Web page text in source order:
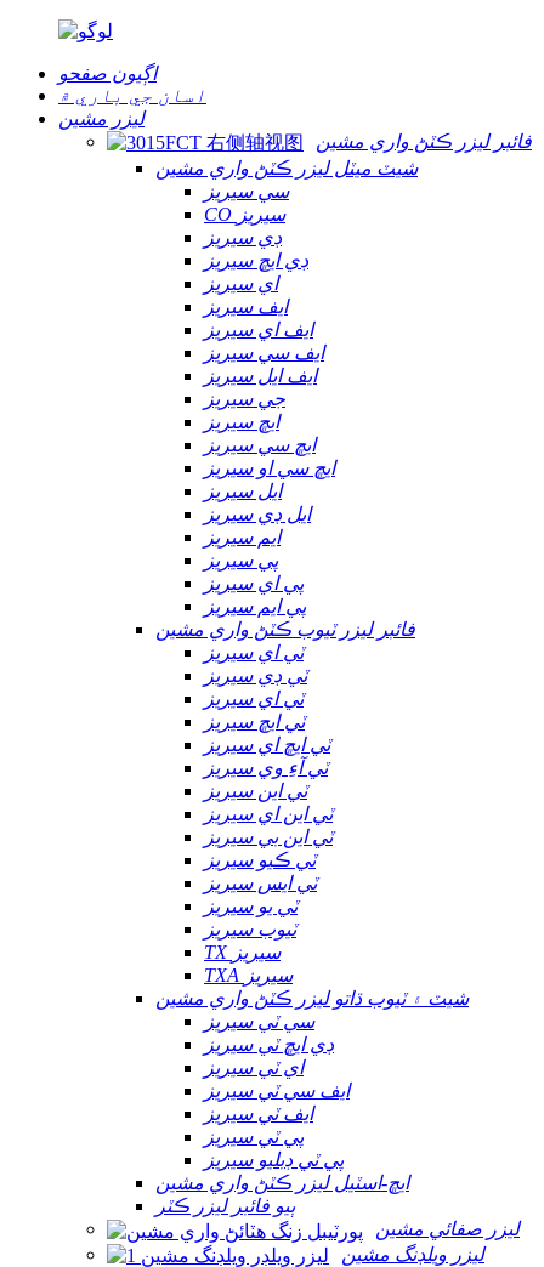
اڳيون صفحو
اسان جي باري ۾
ليزر مشين
فائبر ليزر ڪٽڻ واري مشين
شيٽ ميٽل ليزر ڪٽڻ واري مشين
سي سيريز
CO سيريز
ڊي سيريز
ڊي ايڇ سيريز
اي سيريز
ايف سيريز
ايف اي سيريز
ايف سي سيريز
ايف ايل سيريز
جي سيريز
ايڇ سيريز
ايڇ سي سيريز
ايڇ سي او سيريز
ايل سيريز
ايل ڊي سيريز
ايم سيريز
پي سيريز
پي اي سيريز
پي ايم سيريز
فائبر ليزر ٽيوب ڪٽڻ واري مشين
ٽي اي سيريز
ٽي ڊي سيريز
ٽي اي سيريز
ٽي ايڇ سيريز
ٽي ايڇ اي سيريز
ٽي آءِ وي سيريز
ٽي اين سيريز
ٽي اين اي سيريز
ٽي اين بي سيريز
ٽي ڪيو سيريز
ٽي ايس سيريز
ٽي يو سيريز
ٽيوب سيريز
TX سيريز
TXA سيريز
شيٽ ۽ ٽيوب ڌاتو ليزر ڪٽڻ واري مشين
سي ٽي سيريز
ڊي ايڇ ٽي سيريز
اي ٽي سيريز
ايف سي ٽي سيريز
ايف ٽي سيريز
پي ٽي سيريز
پي ٽي ڊبليو سيريز
ايڇ-اسٽيل ليزر ڪٽڻ واري مشين
ٻيو فائبر ليزر ڪٽر
ليزر صفائي مشين
ليزر ويلڊنگ مشين